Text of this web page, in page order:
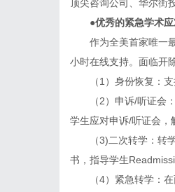
顶尖咨询公司、华尔街
●优秀的紧急学术应
作为全美首家唯一最
小时在线支持。面临开
（1）身份恢复：支
（2）申诉/听证会：
学生应对申诉/听证会，
（3)二次转学：转学
书，指导学生
（4）紧急转学：在